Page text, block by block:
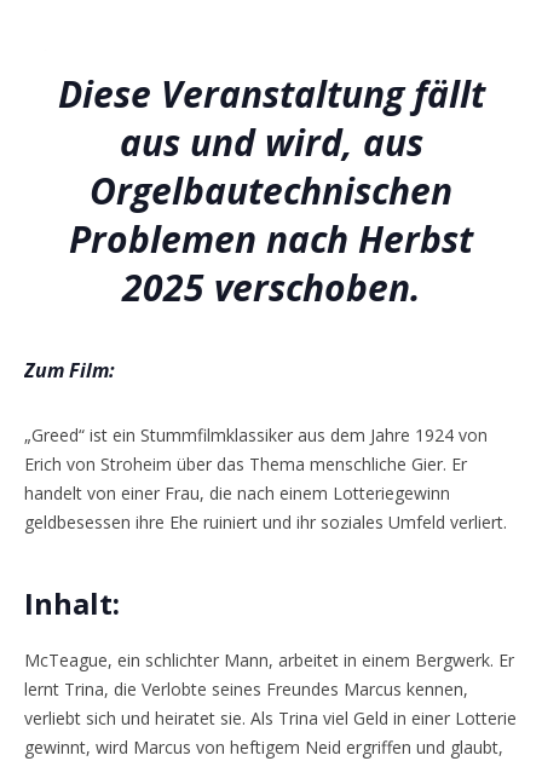
Diese Veranstaltung fällt
aus und wird, aus
Orgelbautechnischen
Problemen nach Herbst
2025 verschoben.
Zum Film:
„Greed“ ist ein Stummfilmklassiker aus dem Jahre 1924 von
Erich von Stroheim über das Thema menschliche Gier. Er
handelt von einer Frau, die nach einem Lotteriegewinn
geldbesessen ihre Ehe ruiniert und ihr soziales Umfeld verliert.
Inhalt:
McTeague, ein schlichter Mann, arbeitet in einem Bergwerk. Er
lernt Trina, die Verlobte seines Freundes Marcus kennen,
verliebt sich und heiratet sie. Als Trina viel Geld in einer Lotterie
gewinnt, wird Marcus von heftigem Neid ergriffen und glaubt,